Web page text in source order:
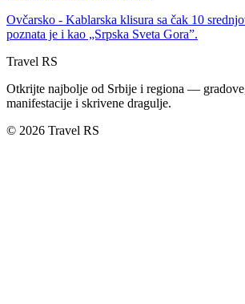
Ovčarsko - Kablarska klisura sa čak 10
poznata je i kao „Srpska Sveta Gora”.
Travel RS
Otkrijte najbolje od Srbije i regiona —
manifestacije i skrivene dragulje.
© 2026 Travel RS